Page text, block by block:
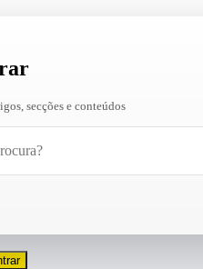
secções e conteúdos